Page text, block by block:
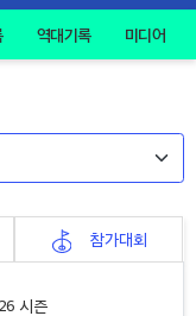
역대기록 미디어
참가대회
시즌